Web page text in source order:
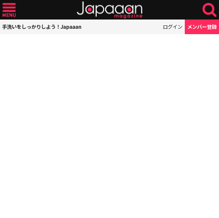
手洗いをしっかりしよう！Japaaan ログイン メンバー登録